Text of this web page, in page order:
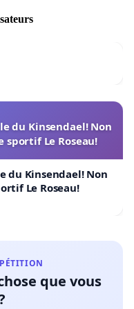
du Kinsendael! Non
Le Roseau!
du Kinsendael! Non
Le Roseau!
que vous